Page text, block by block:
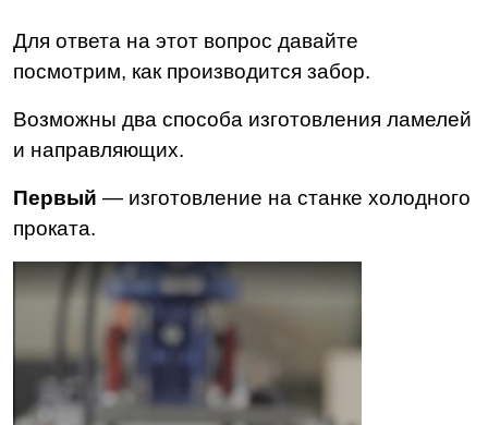
Для ответа на этот вопрос давайте
посмотрим, как производится забор.
Возможны два способа изготовления ламелей
и направляющих.
Первый — изготовление на станке холодного
проката.